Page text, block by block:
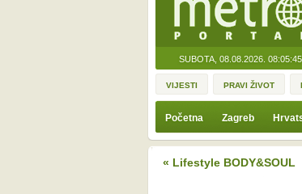
SUBOTA, 08.08.2026. 08:05:45
VIJESTI PRAVI ŽIVOT
Početna Zagreb
« Lifestyle BODY&SOUL